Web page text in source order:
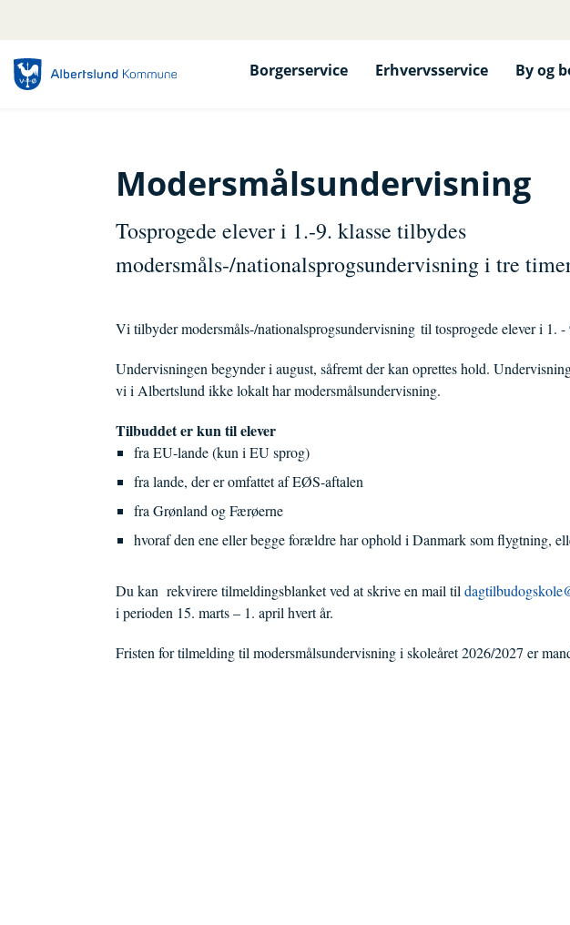
Borgerservice Erhvervsservice By og
Modersmålsundervisning
Tosprogede elever i 1.-9. klasse tilbydes
modersmåls-/nationalsprogsundervisning i tre
Vi tilbyder modersmåls-/nationalsprogsundervisning til tosprogede elever i 1. -
Undervisningen begynder i august, såfremt der kan oprettes hold.
vi i Albertslund ikke lokalt har modersmålsundervisning.
Tilbuddet er kun til elever
fra EU-lande (kun i EU sprog)
fra lande, der er omfattet af EØS-aftalen
fra Grønland og Færøerne
hvoraf den ene eller begge forældre har ophold i Danmark som flygtning,
Du kan rekvirere tilmeldingsblanket ved at skrive en mail til
i perioden 15. marts – 1. april hvert år.
Fristen for tilmelding til modersmålsundervisning i skoleåret 2026/2027 er